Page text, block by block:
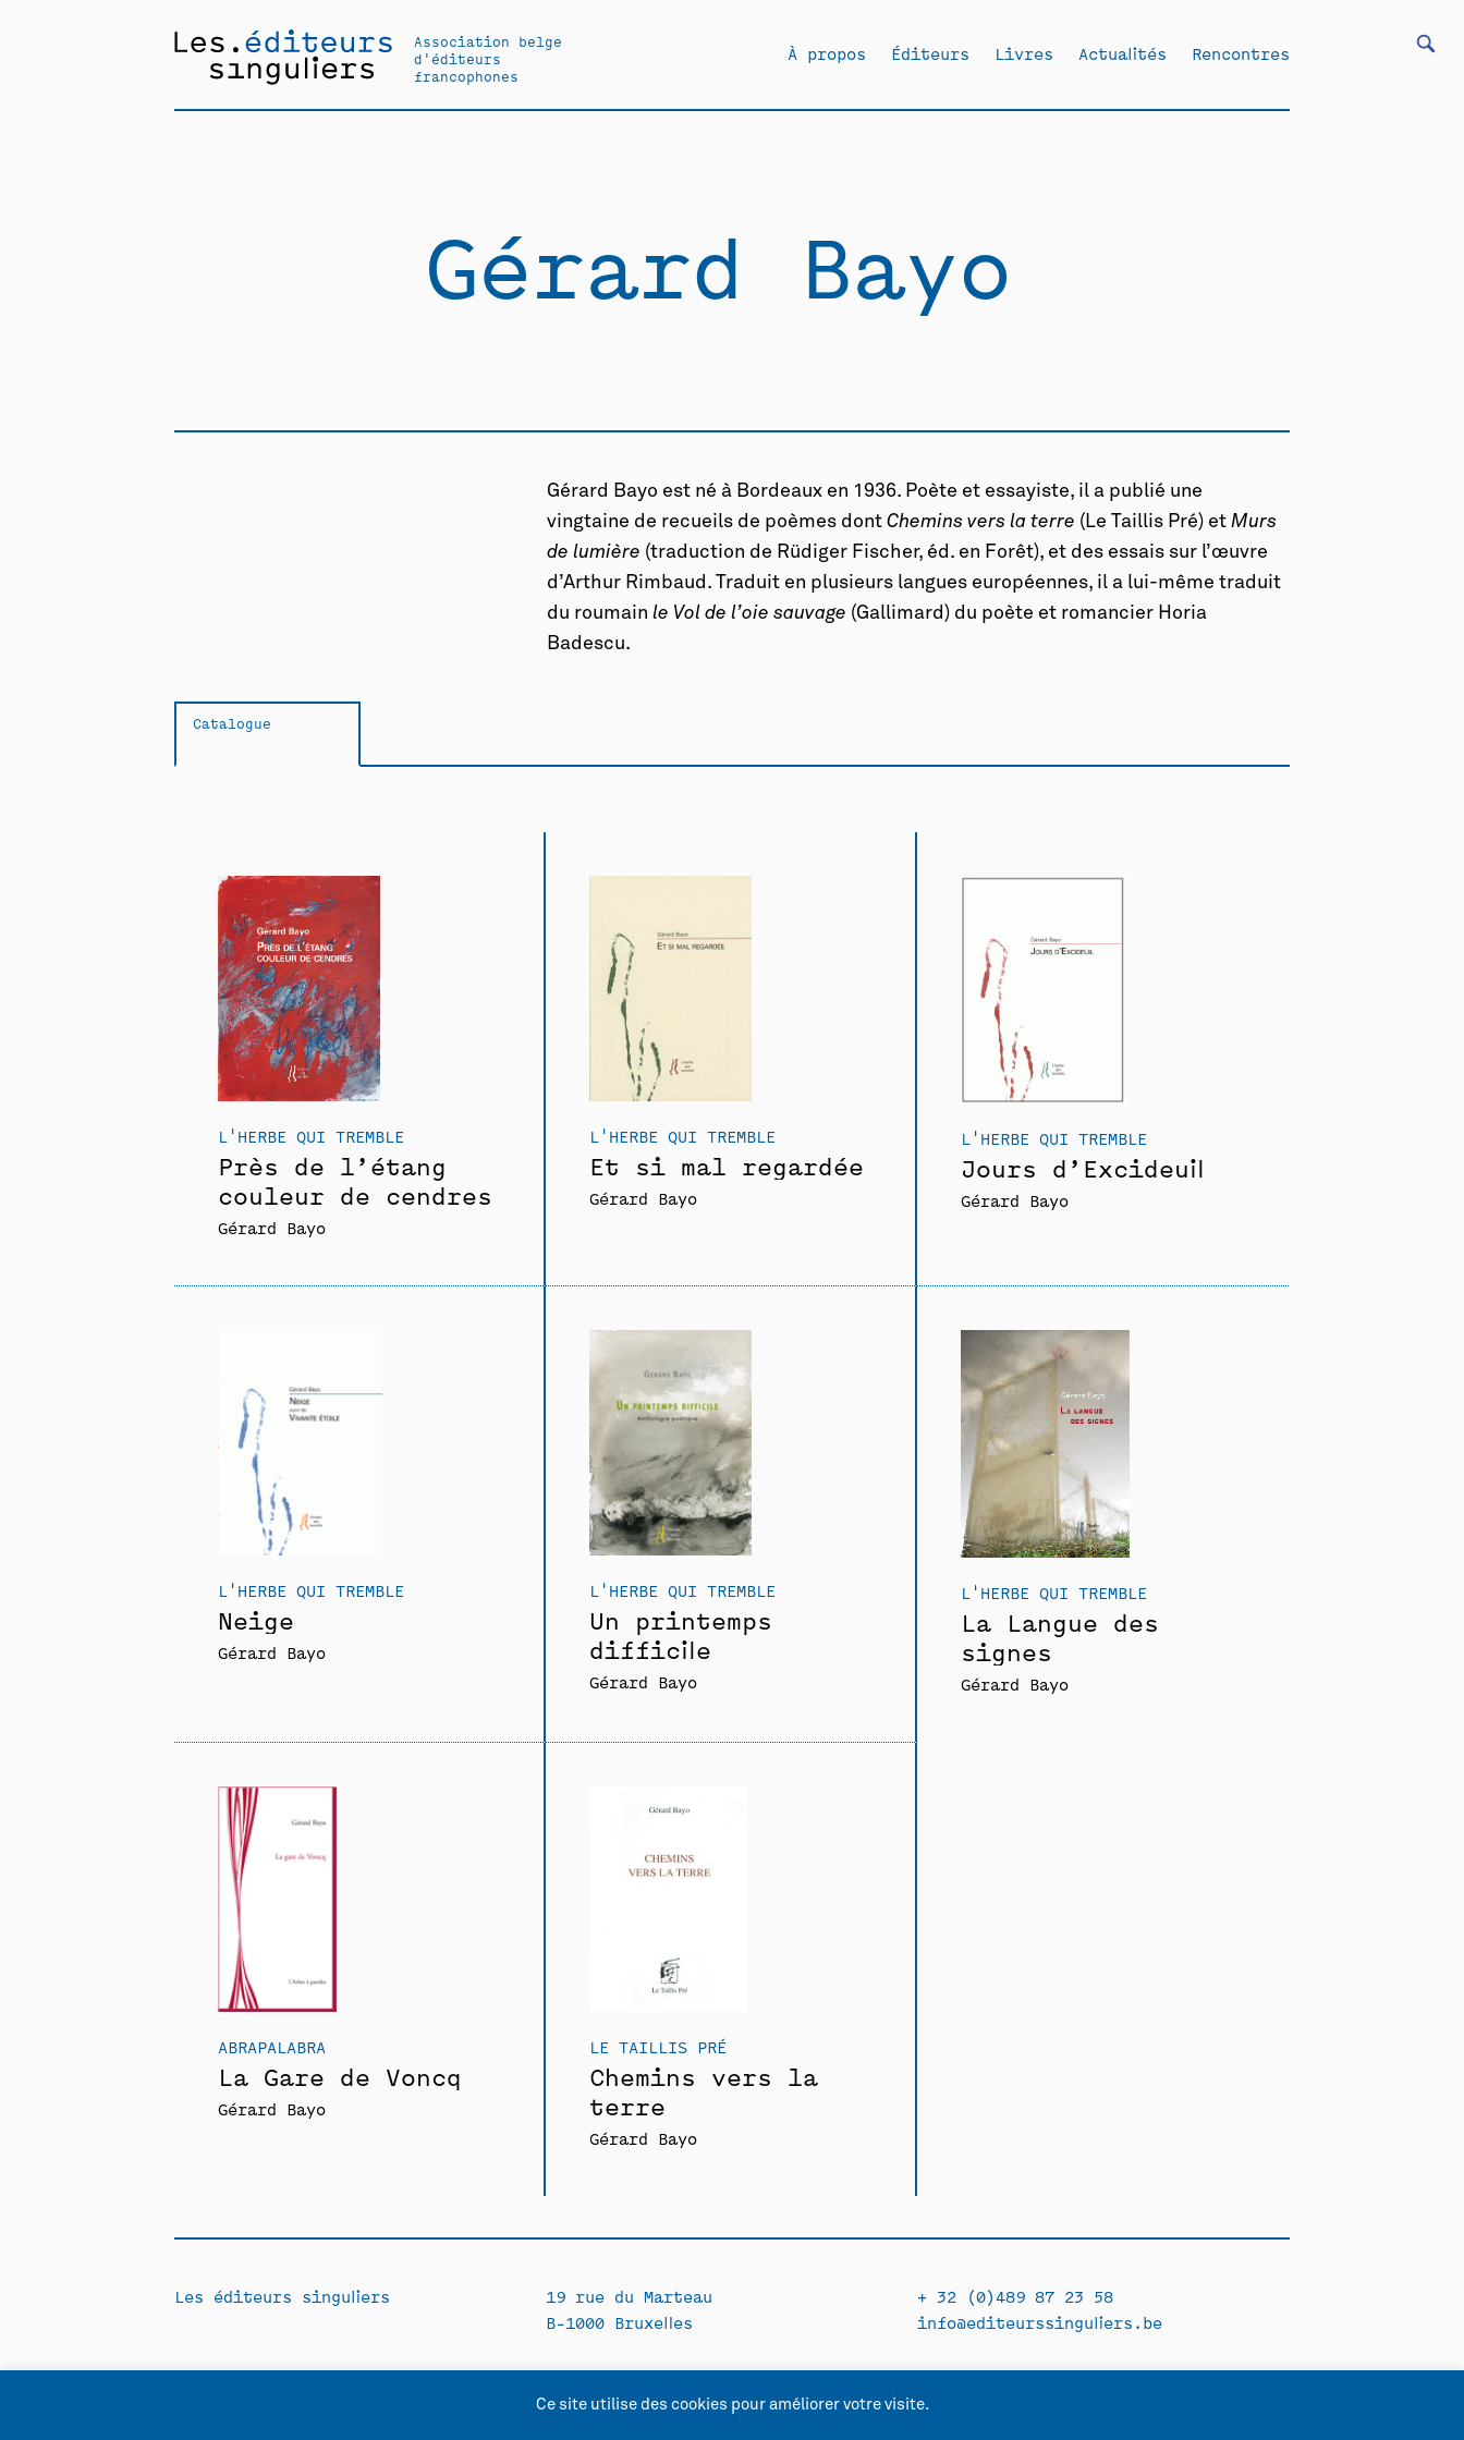
Association belge
d'éditeurs
francophones
À propos Éditeurs Livres Actualités Rencontres
Gérard Bayo
Gérard Bayo est né à Bordeaux en 1936. Poète et essayiste, il a publié une
vingtaine de recueils de poèmes dontChemins vers la terre (Le Taillis Pré) etMurs
de lumière (traduction de Rüdiger Fischer, éd. en Forêt), et des essais sur l’œuvre
d’Arthur Rimbaud. Traduit en plusieurs langues européennes, il a lui-même traduit
du roumainle Vol de l’oie sauvage (Gallimard) du poète et romancier Horia
Badescu.
Catalogue
L'HERBE QUI TREMBLE
Près de l’étang
couleur de cendres
Gérard Bayo
L'HERBE QUI TREMBLE
Et si mal regardée
Gérard Bayo
L'HERBE QUI TREMBLE
Jours d’Excideuil
Gérard Bayo
L'HERBE QUI TREMBLE
Neige
Gérard Bayo
L'HERBE QUI TREMBLE
Un printemps
difficile
Gérard Bayo
L'HERBE QUI TREMBLE
La Langue des
signes
Gérard Bayo
ABRAPALABRA
La Gare de Voncq
Gérard Bayo
LE TAILLIS PRÉ
Chemins vers la
terre
Gérard Bayo
Les éditeurs singuliers
19 rue du Marteau
B-1000 Bruxelles
+ 32 (0)489 87 23 58
info@editeurssinguliers.be
Ce site utilise des cookies pour améliorer votre visite.